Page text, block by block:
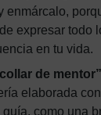
enmárcalo,
expresar todo
en tu vida.
de
elaborada
como una